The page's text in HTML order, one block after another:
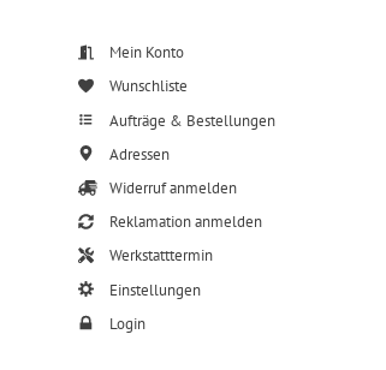
Mein Konto
Wunschliste
Aufträge & Bestellungen
Adressen
Widerruf anmelden
Reklamation anmelden
Werkstatttermin
Einstellungen
Login